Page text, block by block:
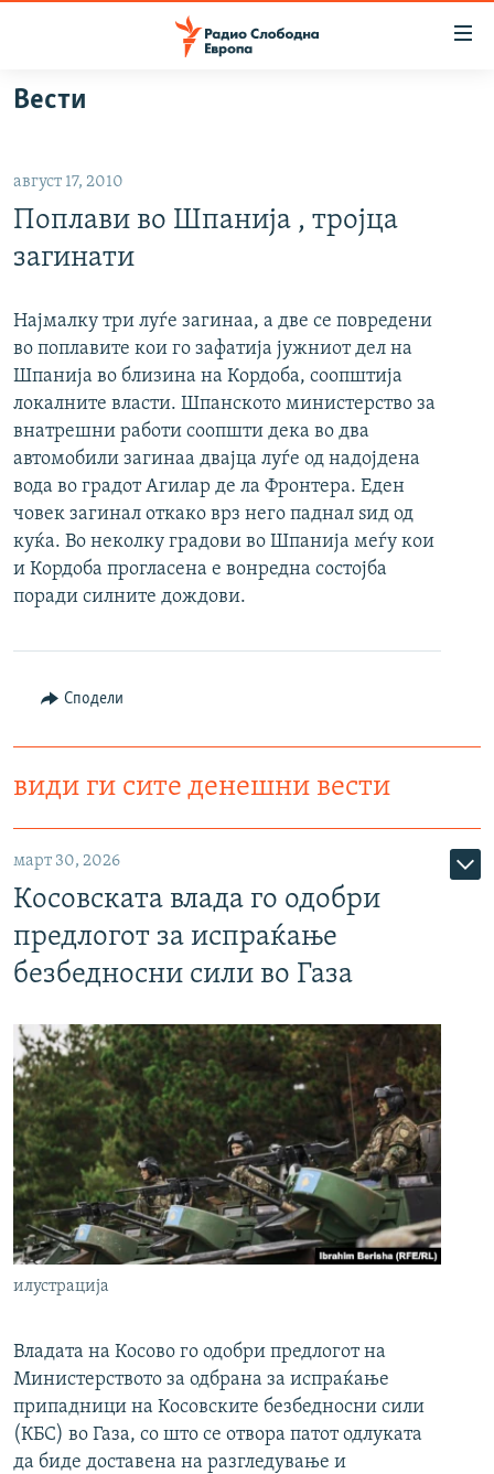
Оди
на
главната
навигација
на
пребарување
ВИЗУЕЛНО
ПРИЈАВИ СЕ ЗА ЊУЗЛЕТЕР
ПОДКАСТ ЗОШТО?
СЛЕДЕТЕ НЕ
РСЕ веб страници
Вести
август 17, 2010
Поплави во Шпанија , тројца
загинати
Најмалку три луѓе загинаа, а две се повредени
во поплавите кои го зафатија јужниот дел на
Шпанија во близина на Кордоба, соопштија
локалните власти. Шпанското министерство за
внатрешни работи соопшти дека во два
автомобили загинаа двајца луѓе од надојдена
вода во градот Агилар де ла Фронтера. Еден
човек загинал откако врз него паднал ѕид од
куќа. Во неколку градови во Шпанија меѓу кои
и Кордоба прогласена е вонредна состојба
поради силните дождови.
Сподели
види ги сите денешни вести
март 30, 2026
Косовската влада го одобри
предлогот за испраќање
безбедносни сили во Газа
илустрација
Владата на Косово го одобри предлогот на
Министерството за одбрана за испраќање
припадници на Косовските безбедносни сили
(КБС) во Газа, со што се отвора патот одлуката
да биде доставена на разгледување и